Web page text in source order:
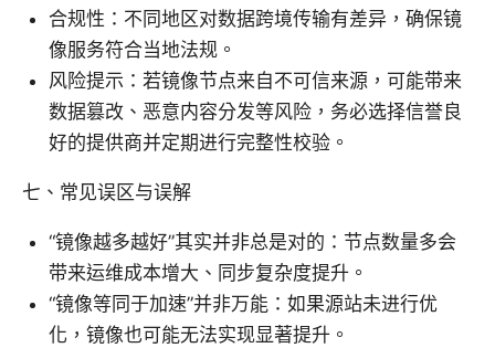
合规性：不同地区对数据跨境传输有差异，确保镜
像服务符合当地法规。
风险提示：若镜像节点来自不可信来源，可能带来
数据篡改、恶意内容分发等风险，务必选择信誉良
好的提供商并定期进行完整性校验。
七、常见误区与误解
“镜像越多越好”其实并非总是对的：节点数量多会
带来运维成本增大、同步复杂度提升。
“镜像等同于加速”并非万能：如果源站未进行优
化，镜像也可能无法实现显著提升。